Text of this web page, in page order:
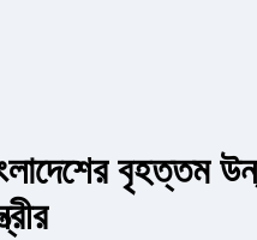
বৃহত্তম